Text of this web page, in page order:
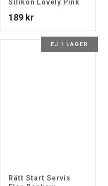
Silikon Lovely Pink
189 kr
EJ I LAGER
Rätt Start Servis